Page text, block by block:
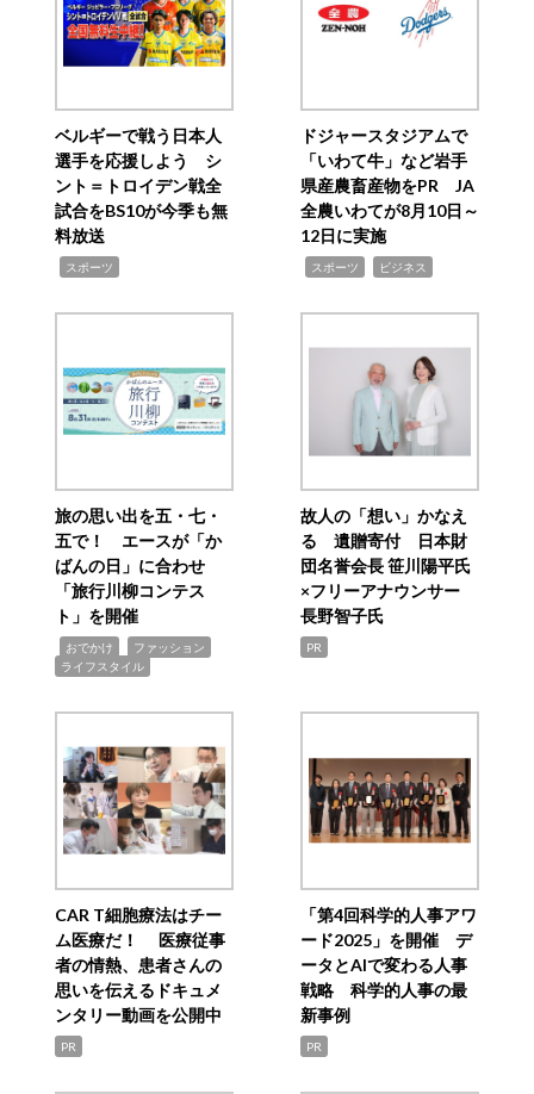
ベルギーで戦う日本人
選手を応援しよう シ
ント＝トロイデン戦全
試合をBS10が今季も無
料放送
スポーツ
ドジャースタジアムで
「いわて牛」など岩手
県産農畜産物をPR JA
全農いわてが8月10日～
12日に実施
スポーツ ビジネス
旅の思い出を五・七・
五で！ エースが「か
ばんの日」に合わせ
「旅行川柳コンテス
ト」を開催
おでかけ ファッション
ライフスタイル
故人の「想い」かなえ
る 遺贈寄付 日本財
団名誉会長 笹川陽平氏
×フリーアナウンサー
長野智子氏
PR
CAR T細胞療法はチー
ム医療だ！ 医療従事
者の情熱、患者さんの
思いを伝えるドキュメ
ンタリー動画を公開中
PR
「第4回科学的人事アワ
ード2025」を開催 デ
ータとAIで変わる人事
戦略 科学的人事の最
新事例
PR